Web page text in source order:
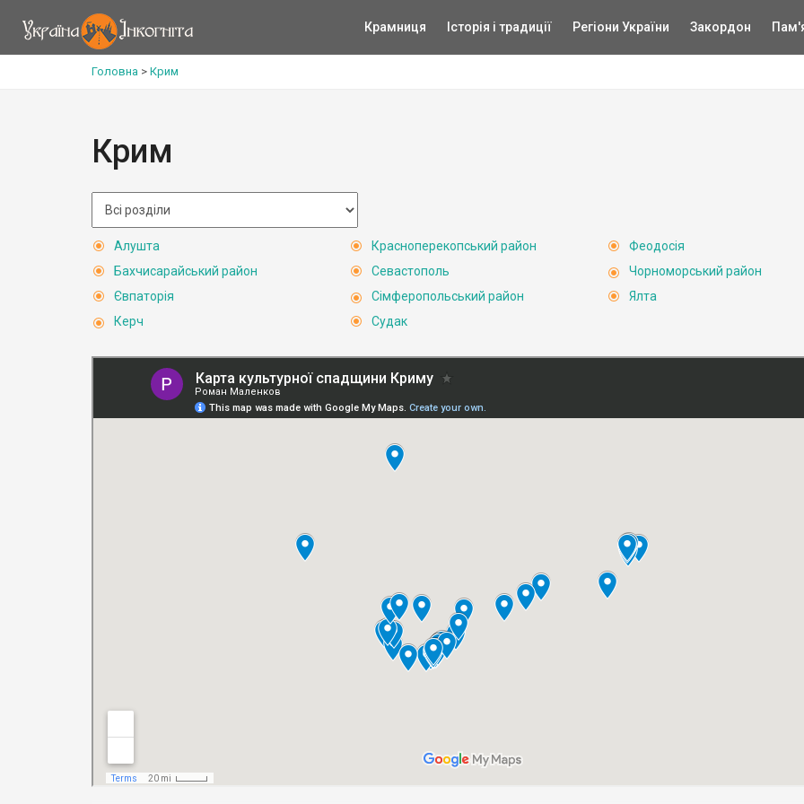
Крамниця Історія і традиції Регіони України Закордон
Головна > Крим
Крим
Алушта
Бахчисарайський район
Євпаторія
Керч
Красноперекопський район
Севастополь
Сімферопольський район
Судак
Феодосія
Чорноморський район
Ялта